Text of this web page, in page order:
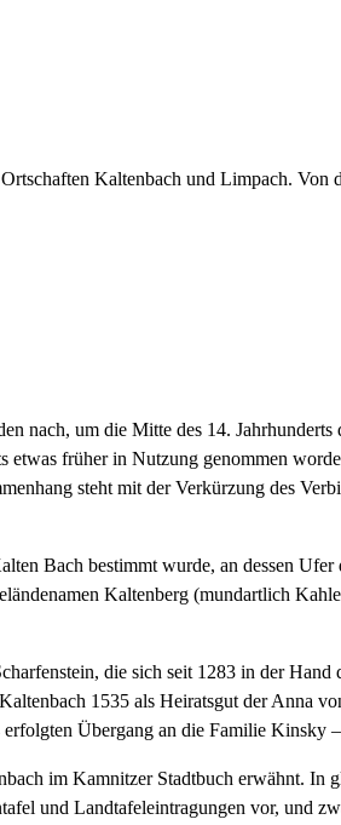
Kaltenbach und Limpach. Von
nach, um die Mitte des 14.
früher in Nutzung genommen
steht mit der Verkürzung des
Bach bestimmt wurde, an dessen
Kaltenberg (mundartlich
die sich seit 1283 in der
1535 als Heiratsgut der Anna
Übergang an die Familie
im Kamnitzer Stadtbuch erwähnt.
und Landtafeleintragungen vor, und